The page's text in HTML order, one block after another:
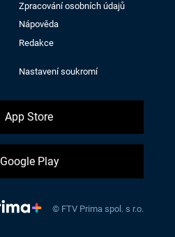
Zpracování osobních údajů
Nápověda
Redakce
Nastavení soukromí
App Store
Google Play
© FTV Prima spol. s r.o.